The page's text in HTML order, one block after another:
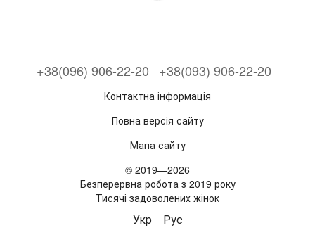
+38(096) 906-22-20 +38(093) 906-22-20
Контактна інформація
Повна версія сайту
Мапа сайту
© 2019—2026
Безперервна робота з 2019 року
Тисячі задоволених жінок
Укр Рус